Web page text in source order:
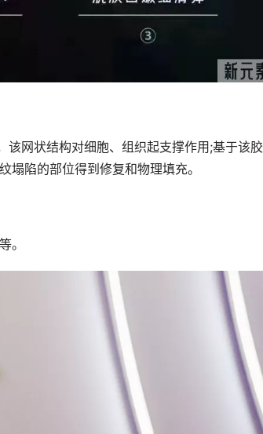
网状结构对细胞、组织起支撑作用;基于该
陷的部位得到修复和物理填充。
。